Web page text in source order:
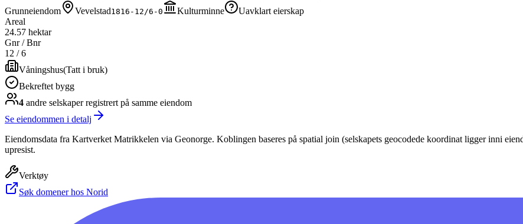
Grunneiendom
Vevelstad1816-12/6-0 Kulturminne
Uavklart eierskap
Areal
24.57 hektar
Gnr / Bnr
12 /6
Våningshus(Tatt i bruk)
Bekreftet bygg
4 andre selskaperregistrert på samme eiendom
Se eiendommen i detalj
Eiendomsdata fra Kartverket Matrikkelen via Geonorge. Koblingen baseres på spatial join (selskapets geocodede koordinat ligger inni
upresist.
Verktøy
Søk domener hos Norid